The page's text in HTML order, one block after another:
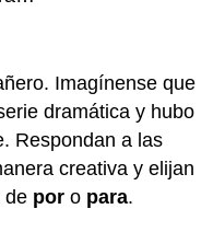
Imagínense que
dramática y hubo
Respondan a las
creativa y elijan
de por o para.